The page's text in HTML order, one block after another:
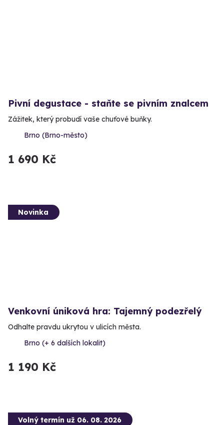
Pivní degustace - staňte se pivním znalcem
Zážitek, který probudí vaše chuťové buňky.
Brno (Brno-město)
1 690 Kč
Novinka
Venkovní úniková hra: Tajemný podezřelý
Odhalte pravdu ukrytou v ulicích města.
Brno (+ 6 dalších lokalit)
1 190 Kč
Volný termín už 06. 08. 2026